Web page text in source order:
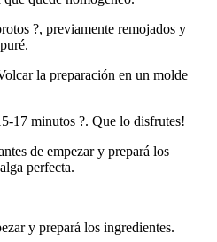
?, previamente remojados y
la preparación en un molde
17 minutos ?. Que lo disfrutes!
de empezar y prepará los
perfecta.
y prepará los ingredientes.